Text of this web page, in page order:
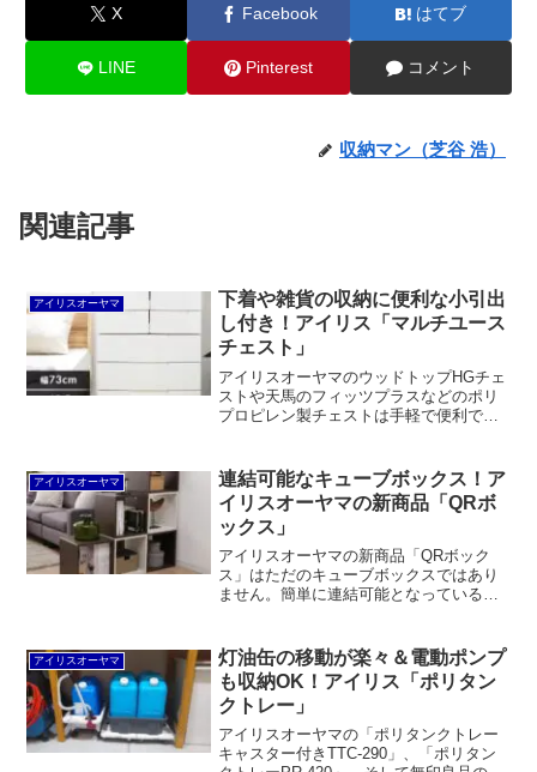
X Facebook はてブ
LINE Pinterest コメント
収納マン（芝谷 浩）
関連記事
アイリスオーヤマ
下着や雑貨の収納に便利な小引出
し付き！アイリス「マルチユース
チェスト」
アイリスオーヤマのウッドトップHGチェ
ストや天馬のフィッツプラスなどのポリ
プロピレン製チェストは手軽で便利です
あります。また、引出しの中を仕切るこ
とができれば下着などが...
アイリスオーヤマ
連結可能なキューブボックス！ア
イリスオーヤマの新商品「QRボ
ックス」
アイリスオーヤマの新商品「QRボック
ス」はただのキューブボックスではあり
ません。簡単に連結可能となっているだ
落下防止のガードが付いているなど、機
能面でも良くできています。
アイリスオーヤマ
灯油缶の移動が楽々＆電動ポンプ
も収納OK！アイリス「ポリタン
クトレー」
アイリスオーヤマの「ポリタンクトレー
キャスター付きTTC-290」、「ポリタン